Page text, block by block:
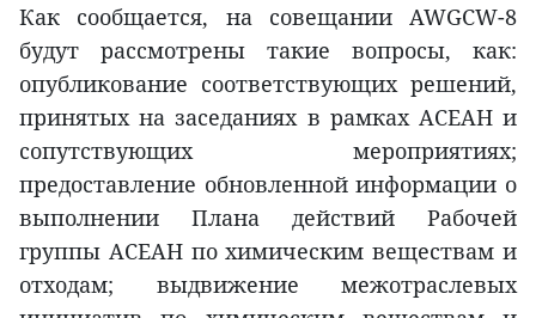
Как сообщается, на совещании AWGCW-8
будут рассмотрены такие вопросы, как:
опубликование соответствующих решений,
принятых на заседаниях в рамках АСЕАН и
сопутствующих мероприятиях;
предоставление обновленной информации о
выполнении Плана действий Рабочей
группы АСЕАН по химическим веществам и
отходам; выдвижение межотраслевых